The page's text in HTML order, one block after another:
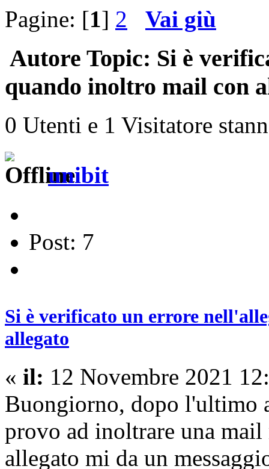
Pagine: [1] 2 Vai giù
Autore Topic: Si è
quando inoltro mail con
0 Utenti e 1 Visitatore
unibit
Post: 7
Si è verificato un errore
allegato
« il: 12 Novembre 2021
Buongiorno, dopo l'ultimo
provo ad inoltrare una mail
allegato mi da un